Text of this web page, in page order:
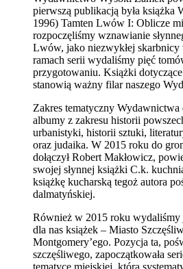
pierwszą publikacją była książka
1996) Tamten Lwów I: Oblicze
rozpoczęliśmy wznawianie
Lwów, jako niezwykłej
ramach serii wydaliśmy pięć
przygotowaniu. Książki
stanowią ważny filar naszego
Zakres tematyczny
albumy z zakresu historii
urbanistyki, historii sztuki,
oraz judaika. W 2015 roku do
dołączył Robert Makłowicz,
swojej słynnej książki C.k.
książkę kucharską tegoż autora
dalmatyńskiej.
Również w 2015 roku wydaliśmy
dla nas książek – Miasto
Montgomery’ego. Pozycja ta,
szczęśliwego, zapoczątkowała
tematyce miejskiej, którą